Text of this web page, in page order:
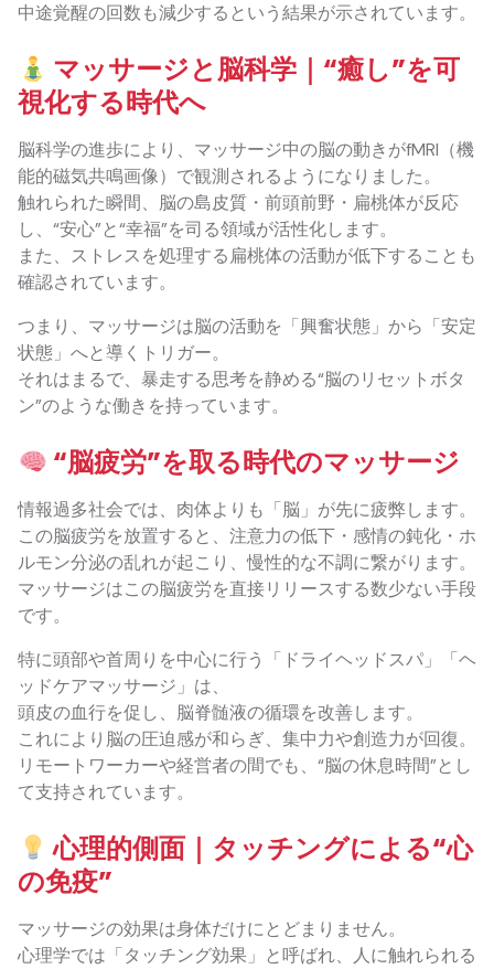
中途覚醒の回数も減少するという結果が示されています。
マッサージと脳科学｜“癒し”を可
視化する時代へ
脳科学の進歩により、マッサージ中の脳の動きがfMRI（機
能的磁気共鳴画像）で観測されるようになりました。
触れられた瞬間、脳の島皮質・前頭前野・扁桃体が反応
し、“安心”と“幸福”を司る領域が活性化します。
また、ストレスを処理する扁桃体の活動が低下することも
確認されています。
つまり、マッサージは脳の活動を「興奮状態」から「安定
状態」へと導くトリガー。
それはまるで、暴走する思考を静める“脳のリセットボタ
ン”のような働きを持っています。
“脳疲労”を取る時代のマッサージ
情報過多社会では、肉体よりも「脳」が先に疲弊します。
この脳疲労を放置すると、注意力の低下・感情の鈍化・ホ
ルモン分泌の乱れが起こり、慢性的な不調に繋がります。
マッサージはこの脳疲労を直接リリースする数少ない手段
です。
特に頭部や首周りを中心に行う「ドライヘッドスパ」「ヘ
ッドケアマッサージ」は、
頭皮の血行を促し、脳脊髄液の循環を改善します。
これにより脳の圧迫感が和らぎ、集中力や創造力が回復。
リモートワーカーや経営者の間でも、“脳の休息時間”とし
て支持されています。
心理的側面｜タッチングによる“心
の免疫”
マッサージの効果は身体だけにとどまりません。
心理学では「タッチング効果」と呼ばれ、人に触れられる